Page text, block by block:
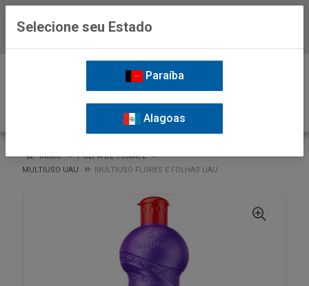
INÍCIO
POLPA DE TOMATE
MULTIUSO UAU
MULTIUSO FLORES E FOLHAS UAU
Selecione seu Estado
Paraíba
Alagoas